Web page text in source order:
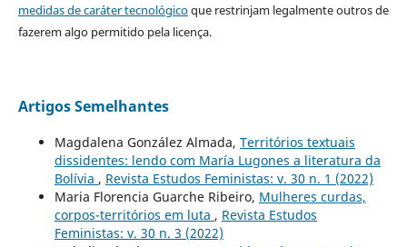
medidas de caráter tecnológicoque restrinjam legalmente outros de
fazerem algo permitido pela licença.
Artigos Semelhantes
Magdalena González Almada, Territórios textuais
dissidentes: lendo com María Lugones a literatura da
Bolívia , Revista Estudos Feministas: v. 30 n. 1 (2022)
Maria Florencia Guarche Ribeiro, Mulheres curdas,
corpos-territórios em luta , Revista Estudos
Feministas: v. 30 n. 3 (2022)